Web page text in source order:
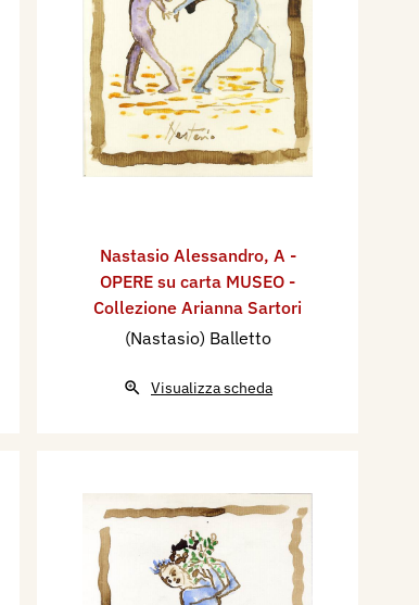
Nastasio Alessandro, A -
OPERE su carta MUSEO -
Collezione Arianna Sartori
(Nastasio) Balletto
Visualizza scheda